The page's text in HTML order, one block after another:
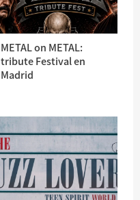
METAL on METAL:
tribute Festival en
Madrid